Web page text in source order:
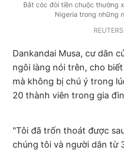
Bắt cóc đòi tiền chuộc thường
Nigeria trong những
REUTERS
Dankandai Musa, cư dân
ngôi làng nói trên, cho
mà không bị chú ý trong
20 thành viên trong gia
"Tôi đã trốn thoát được
chúng tôi và người dân từ